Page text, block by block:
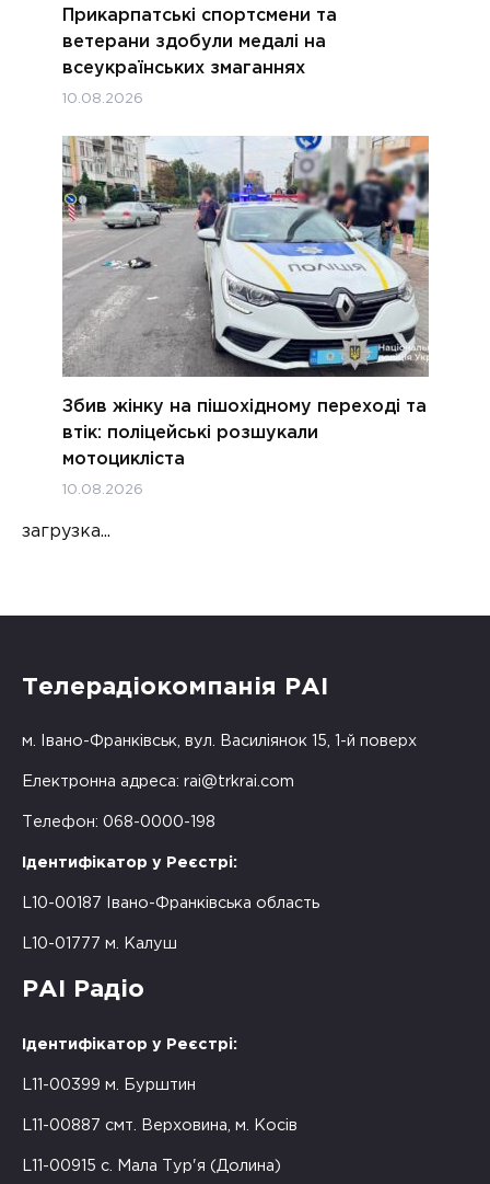
Прикарпатські спортсмени та
ветерани здобули медалі на
всеукраїнських змаганнях
10.08.2026
Збив жінку на пішохідному переході та
втік: поліцейські розшукали
мотоцикліста
10.08.2026
загрузка...
Телерадіокомпанія РАІ
м. Івано-Франківськ, вул. Василіянок 15, 1-й поверх
Електронна адреса: rai@trkrai.com
Телефон: 068-0000-198
Ідентифікатор у Реєстрі:
L10-00187 Івано-Франківська область
L10-01777 м. Калуш
РАІ Радіо
Ідентифікатор у Реєстрі:
L11-00399 м. Бурштин
L11-00887 смт. Верховина, м. Косів
L11-00915 с. Мала Тур'я (Долина)